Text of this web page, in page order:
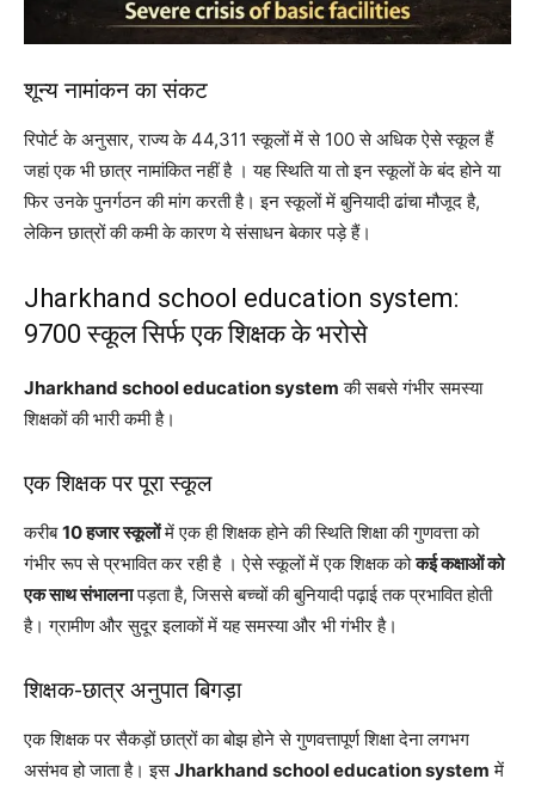
शून्य नामांकन का संकट
रिपोर्ट के अनुसार, राज्य के 44,311 स्कूलों में से 100 से अधिक ऐसे स्कूल हैं
जहां एक भी छात्र नामांकित नहीं है । यह स्थिति या तो इन स्कूलों के बंद होने या
फिर उनके पुनर्गठन की मांग करती है। इन स्कूलों में बुनियादी ढांचा मौजूद है,
लेकिन छात्रों की कमी के कारण ये संसाधन बेकार पड़े हैं।
Jharkhand school education system:
9700 स्कूल सिर्फ एक शिक्षक के भरोसे
Jharkhand school education system की सबसे गंभीर समस्या
शिक्षकों की भारी कमी है।
एक शिक्षक पर पूरा स्कूल
करीब10 हजार स्कूलोंमें एक ही शिक्षक होने की स्थिति शिक्षा की गुणवत्ता को
गंभीर रूप से प्रभावित कर रही है । ऐसे स्कूलों में एक शिक्षक कोकई कक्षाओं को
एक साथ संभालनापड़ता है, जिससे बच्चों की बुनियादी पढ़ाई तक प्रभावित होती
है। ग्रामीण और सुदूर इलाकों में यह समस्या और भी गंभीर है।
शिक्षक-छात्र अनुपात बिगड़ा
एक शिक्षक पर सैकड़ों छात्रों का बोझ होने से गुणवत्तापूर्ण शिक्षा देना लगभग
असंभव हो जाता है। इसJharkhand school education system में